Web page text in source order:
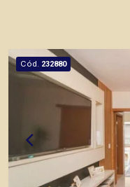
Cód. 232880